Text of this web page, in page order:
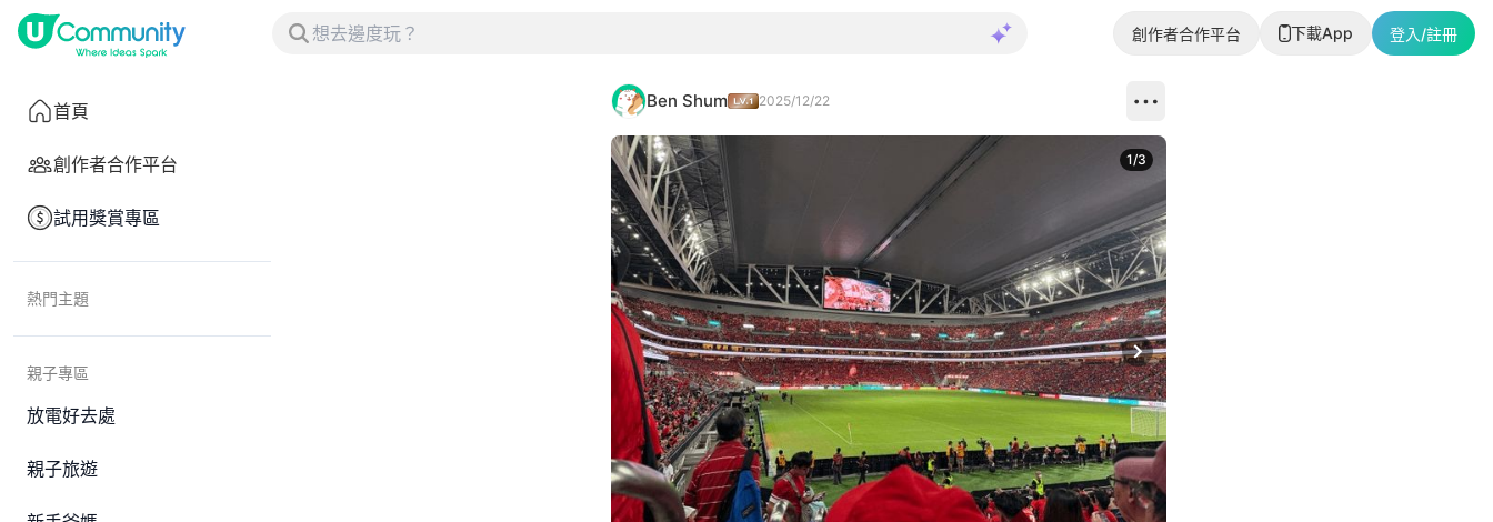
創作者合作平台 下載App 登入/註冊
首頁
創作者合作平台
試用獎賞專區
熱門主題
親子專區
放電好去處
親子旅遊
Ben Shum 2025/12/22
Next slide
1/3